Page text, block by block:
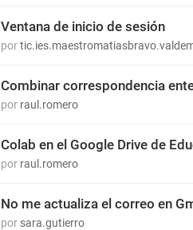
Ventana de inicio de sesión
por
Combinar correspondencia
por raul.romero
Colab en el Google Drive de
por raul.romero
No me actualiza el correo en
por sara.gutierro